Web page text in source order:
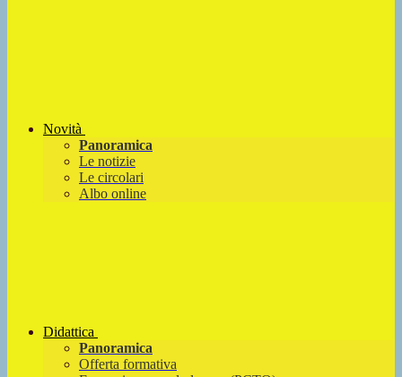
Novità
Panoramica
Le notizie
Le circolari
Albo online
Didattica
Panoramica
Offerta formativa